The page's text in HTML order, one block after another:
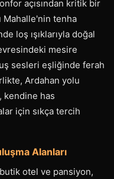
açısından kritik bir
Mahalle'nin tenha
loş ışıklarıyla doğal
mesire
sesleri eşliğinde ferah
Ardahan yolu
kendine has
için sıkça tercih
Alanları
otel ve pansiyon,